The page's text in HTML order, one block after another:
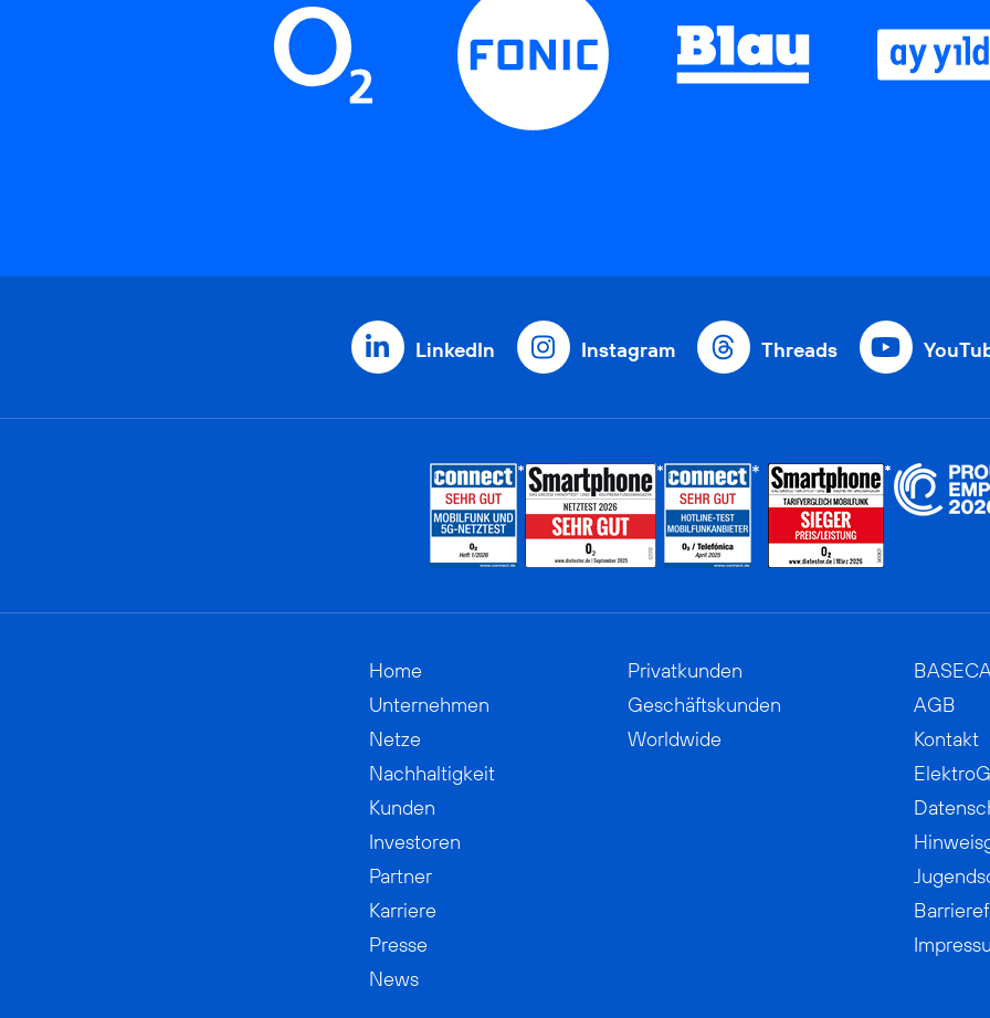
LinkedIn Instagram Threads
Home
Unternehmen
Netze
Nachhaltigkeit
Kunden
Investoren
Partner
Karriere
Presse
News
Privatkunden
Geschäftskunden
Worldwide
AGB
Kontakt